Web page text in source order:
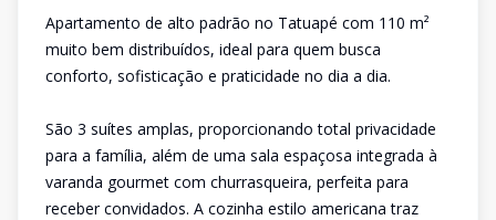
Apartamento de alto padrão no Tatuapé com 110 m²
muito bem distribuídos, ideal para quem busca
conforto, sofisticação e praticidade no dia a dia.
São 3 suítes amplas, proporcionando total privacidade
para a família, além de uma sala espaçosa integrada à
varanda gourmet com churrasqueira, perfeita para
receber convidados. A cozinha estilo americana traz